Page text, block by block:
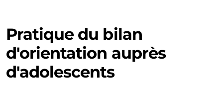
Pratique du bilan
d'orientation auprès
d'adolescents